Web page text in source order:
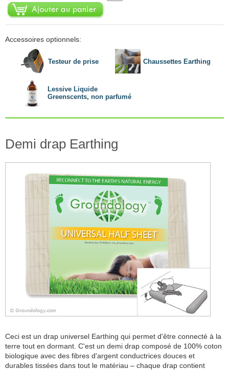
Accessoires optionnels:
Testeur de prise Chaussettes Earthing
Lessive Liquide
Greenscents, non parfumé
Demi drap Earthing
Ceci est un drap universel Earthing qui permet d'être connecté à la
terre tout en dormant. C'est un demi drap composé de 100% coton
biologique avec des fibres d'argent conductrices douces et
durables tissées dans tout le matériau – chaque drap contient